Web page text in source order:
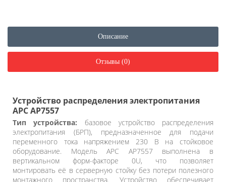
Описание
Отзывы (0)
Устройство распределения электропитания
APC AP7557
Тип устройства: базовое устройство распределения
электропитания (БРП), предназначенное для подачи
переменного тока напряжением 230 В на стойковое
оборудование. Модель APC AP7557 выполнена в
вертикальном форм-факторе 0U, что позволяет
монтировать её в серверную стойку без потери полезного
монтажного пространства. Устройство обеспечивает